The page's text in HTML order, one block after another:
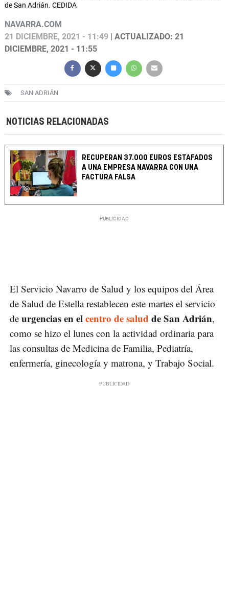
de San Adrián. CEDIDA
NAVARRA.COM
21 DICIEMBRE, 2021 - 11:49 | ACTUALIZADO: 21
DICIEMBRE, 2021 - 11:55
SAN ADRIÁN
NOTICIAS RELACIONADAS
RECUPERAN 37.000 EUROS ESTAFADOS
A UNA EMPRESA NAVARRA CON UNA
FACTURA FALSA
El Servicio Navarro de Salud y los equipos del Área
de Salud de Estella restablecen este martes el servicio
de urgencias en elcentro de salud de San Adrián,
como se hizo el lunes con la actividad ordinaria para
las consultas de Medicina de Familia, Pediatría,
enfermería, ginecología y matrona, y Trabajo Social.